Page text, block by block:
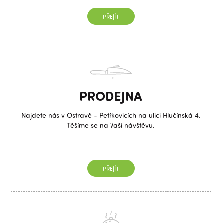
PŘEJÍT
PRODEJNA
Najdete nás v Ostravě - Petřkovicích na ulici Hlučínská 4.
Těšíme se na Vaši návštěvu.
PŘEJÍT